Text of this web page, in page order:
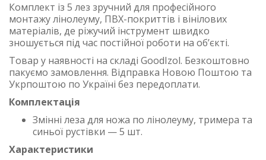
Комплект із 5 лез зручний для професійного
монтажу лінолеуму, ПВХ-покриттів і вінілових
матеріалів, де ріжучий інструмент швидко
зношується під час постійної роботи на об’єкті.
Товар у наявності на складі GoodIzol. Безкоштовно
пакуємо замовлення. Відправка Новою Поштою та
Укрпоштою по Україні без передоплати.
Комплектація
Змінні леза для ножа по лінолеуму, тримера та
синьої рустівки — 5 шт.
Характеристики